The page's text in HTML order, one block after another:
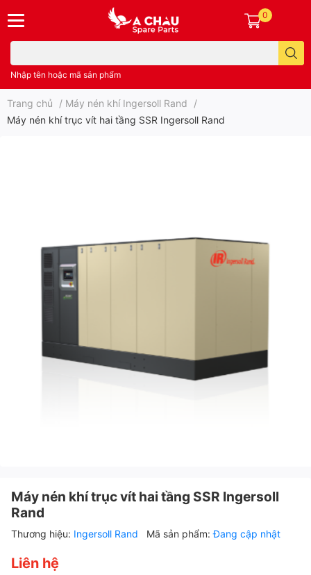
Nhập tên hoặc mã sản phẩm
0
Trang chủ / Máy nén khí Ingersoll Rand
/
Máy nén khí trục vít hai tầng SSR Ingersoll Rand
Máy nén khí trục vít hai tầng SSR Ingersoll
Rand
Thương hiệu: Ingersoll Rand Mã sản phẩm:Đang cập nhật
Liên hệ